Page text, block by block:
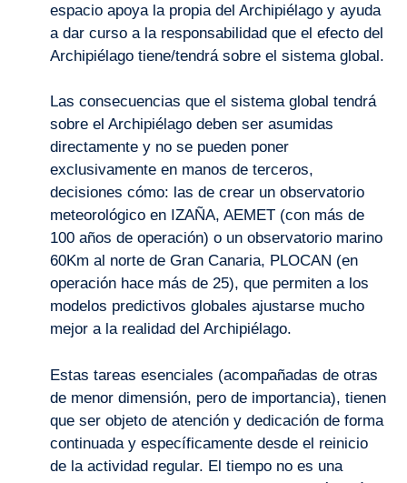
espacio apoya la propia del Archipiélago y ayuda
a dar curso a la responsabilidad que el efecto del
Archipiélago tiene/tendrá sobre el sistema global.
Las consecuencias que el sistema global tendrá
sobre el Archipiélago deben ser asumidas
directamente y no se pueden poner
exclusivamente en manos de terceros,
decisiones cómo: las de crear un observatorio
meteorológico en IZAÑA, AEMET (con más de
100 años de operación) o un observatorio marino
60Km al norte de Gran Canaria, PLOCAN (en
operación hace más de 25), que permiten a los
modelos predictivos globales ajustarse mucho
mejor a la realidad del Archipiélago.
Estas tareas esenciales (acompañadas de otras
de menor dimensión, pero de importancia), tienen
que ser objeto de atención y dedicación de forma
continuada y específicamente desde el reinicio
de la actividad regular. El tiempo no es una